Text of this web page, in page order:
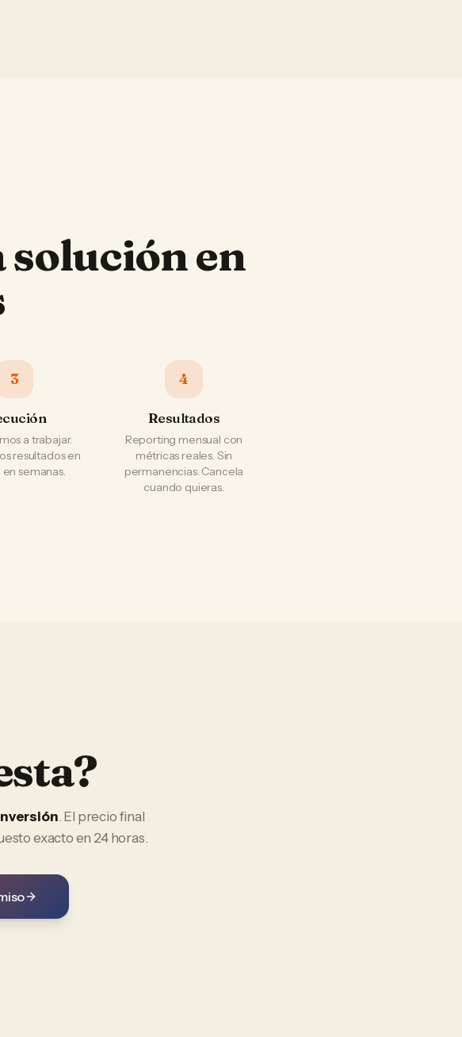
solución en
3
a trabajar.
resultados en
en semanas.
4
Resultados
Reporting mensual con
métricas reales. Sin
permanencias. Cancela
cuando quieras.
. El precio final
exacto en 24 horas.